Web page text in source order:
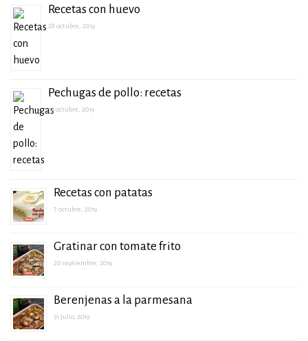
Recetas con huevo
28 octubre, 2019
Pechugas de pollo: recetas
14 octubre, 2019
Recetas con patatas
7 octubre, 2019
Gratinar con tomate frito
20 septiembre, 2019
Berenjenas a la parmesana
31 julio, 2019